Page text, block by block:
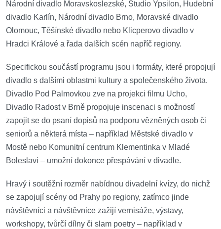
Národní divadlo Moravskoslezské, Studio Ypsilon, Hudební
divadlo Karlín, Národní divadlo Brno, Moravské divadlo
Olomouc, Těšínské divadlo nebo Klicperovo divadlo v
Hradci Králové a řada dalších scén napříč regiony.
Specifickou součástí programu jsou i formáty, které propojují
divadlo s dalšími oblastmi kultury a společenského života.
Divadlo Pod Palmovkou zve na projekci filmu Ucho,
Divadlo Radost v Brně propojuje inscenaci s možností
zapojit se do psaní dopisů na podporu vězněných osob či
seniorů a některá místa – například Městské divadlo v
Mostě nebo Komunitní centrum Klementinka v Mladé
Boleslavi – umožní dokonce přespávání v divadle.
Hravý i soutěžní rozměr nabídnou divadelní kvízy, do nichž
se zapojují scény od Prahy po regiony, zatímco jinde
návštěvníci a návštěvnice zažijí vernisáže, výstavy,
workshopy, tvůrčí dílny či slam poetry – například v